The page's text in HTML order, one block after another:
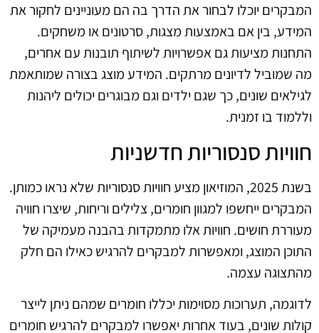
המבקרים יוכלו לבחור את הדרך בה הם מעוניינים לחקור את
המידע, בין אם באמצעות מצגות, סרטונים או משחקים.
התחנות מציעות גם אפשרויות לשיתוף תובנות עם אחרים,
מה שמוביל לדיונים מרתקים. המידע מוצג בצורה שמותאמת
לגילאים שונים, כך שגם ילדים וגם מבוגרים יכולים ליהנות
וללמוד בו זמנית.
חוויות סנסוריות חדשניות
בשנת 2025, המוזיאון מציע חוויות סנסוריות שלא נראו כמותן.
המבקרים ייחשפו למגוון חומרים, צלילים וריחות, שיצרו חוויה
מעוררת חושים. חוויות אלו מתמקדות בהבנה מעמיקה של
התוכן המוצג, ומאפשרות למבקרים להרגיש כאילו הם חלק
מהתצוגה עצמה.
לדוגמה, תערוכות מסוימות יכללו חומרים שמהם ניתן לייצר
קולות שונים, בעוד אחרות יאפשרו למבקרים להרגיש חומרים